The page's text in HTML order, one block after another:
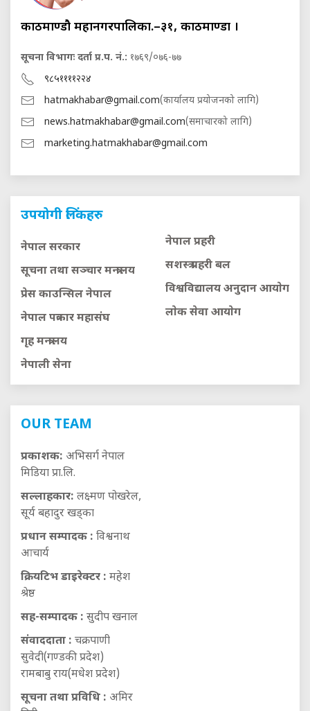
काठमाण्डौ महानगरपालिका.–३१, काठमाण्डौं ।
सूचना विभागः दर्ता प्र.प. नं.: १७६९/०७६-७७
९८५११११२२४
hatmakhabar@gmail.com(कार्यालय प्रयोजनको लागि)
news.hatmakhabar@gmail.com(समाचारको लागि)
marketing.hatmakhabar@gmail.com
उपयोगी लिंकहरु
नेपाल सरकार
सूचना तथा सञ्चार मन्त्रालय
प्रेस काउन्सिल नेपाल
नेपाल पत्रकार महासंघ
गृह मन्त्रालय
नेपाली सेना
नेपाल प्रहरी
सशस्त्र प्रहरी बल
विश्वविद्यालय अनुदान आयाेग
लाेक सेवा आयाेग
OUR TEAM
प्रकाशक: अभिसर्ग नेपाल
मिडिया प्रा.लि.
सल्लाहकार: लक्ष्मण पोखरेल,
सूर्य बहादुर खड्का
प्रधान सम्पादक : विश्वनाथ
आचार्य
क्रियटिभ डाइरेक्टर : महेश
श्रेष्ठ
सह-सम्पादक : सुदीप खनाल
संवाददाता : चक्रपाणी
सुवेदी(गण्डकी प्रदेश)
रामबाबु राय(मधेश प्रदेश)
सूचना तथा प्रविधि : अमिर